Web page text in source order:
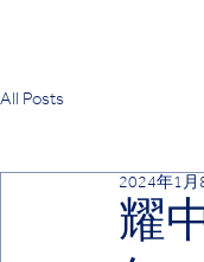
All Posts
耀
2024年1月